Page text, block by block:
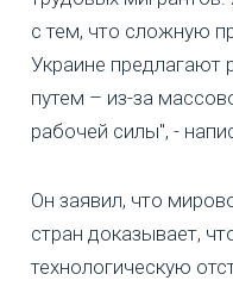
с тем, что сложную
Украине
путем – из-за
рабочей силы", -
Он заявил, что
стран доказывает,
технологическую